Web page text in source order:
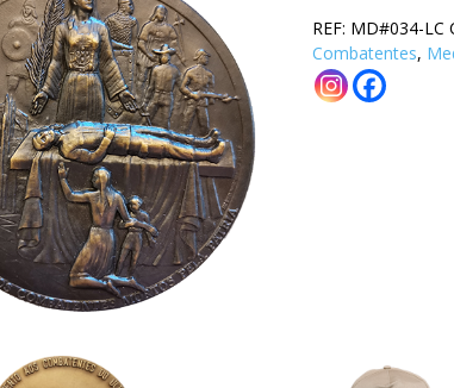
do
65.º
aniversário
REF: MD#034-LC
Combatentes,